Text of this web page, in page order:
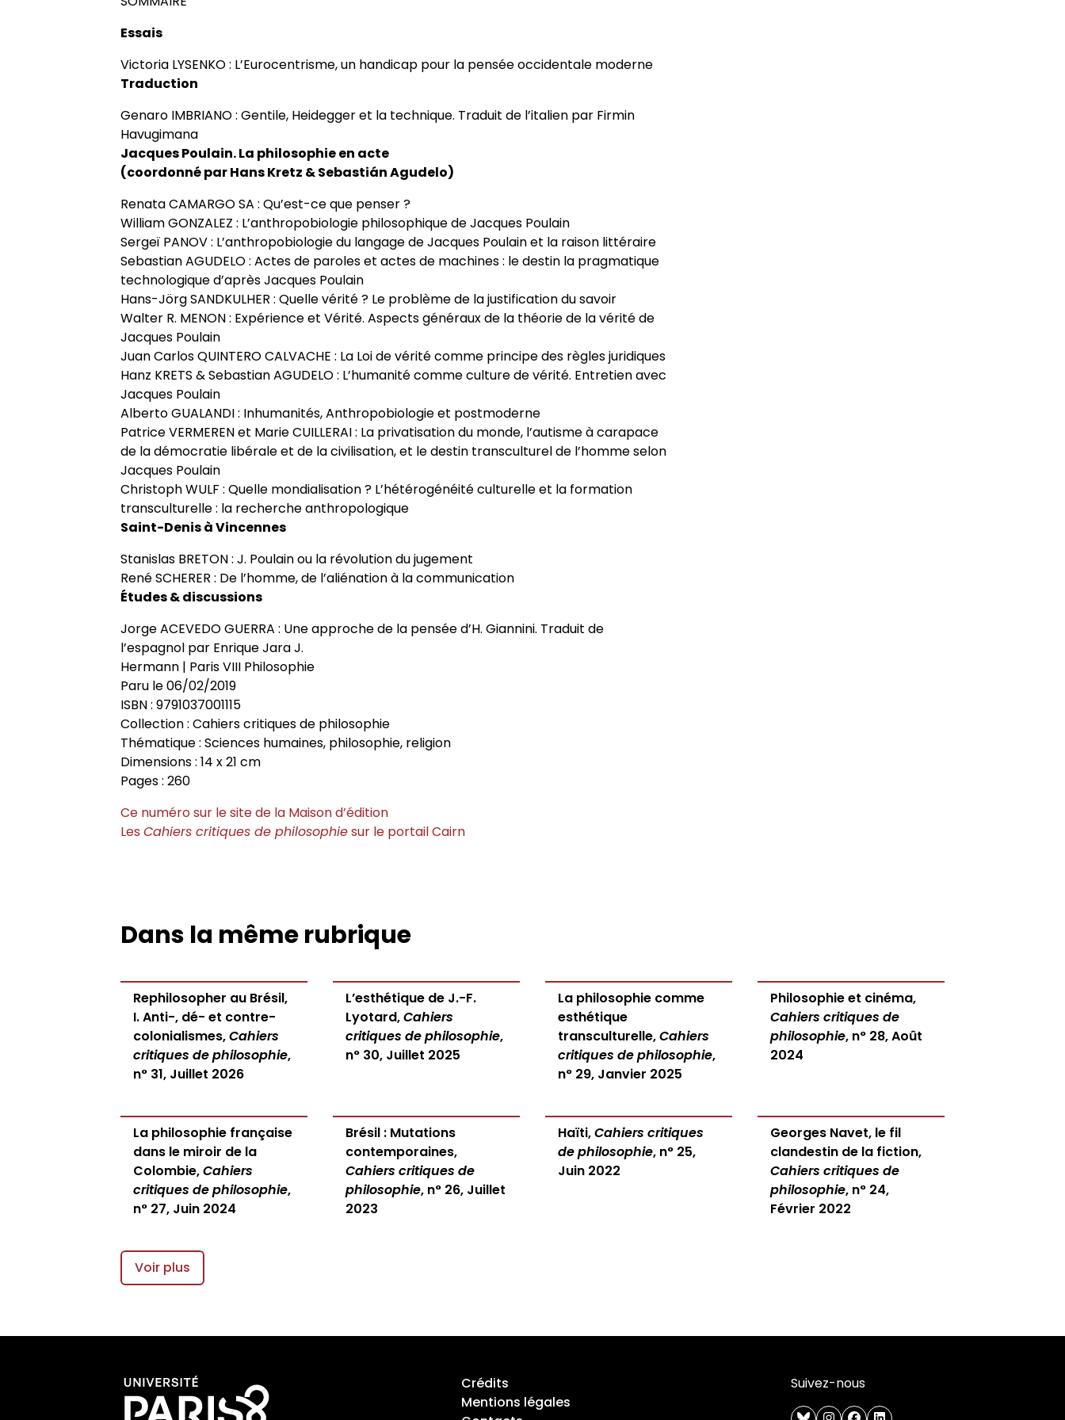
Essais
Victoria LYSENKO : L’Eurocentrisme, un handicap pour la pensée occidentale moderne
Traduction
Genaro IMBRIANO : Gentile, Heidegger et la technique. Traduit de l’italien par Firmin
Havugimana
Jacques Poulain. La philosophie en acte
(coordonné par Hans Kretz & Sebastián Agudelo)
Renata CAMARGO SA : Qu’est-ce que penser ?
William GONZALEZ : L’anthropobiologie philosophique de Jacques Poulain
Sergeï PANOV : L’anthropobiologie du langage de Jacques Poulain et la raison littéraire
Sebastian AGUDELO : Actes de paroles et actes de machines : le destin la pragmatique
technologique d’après Jacques Poulain
Hans-Jörg SANDKULHER : Quelle vérité ? Le problème de la justification du savoir
Walter R. MENON : Expérience et Vérité. Aspects généraux de la théorie de la vérité de
Jacques Poulain
Juan Carlos QUINTERO CALVACHE : La Loi de vérité comme principe des règles juridiques
Hanz KRETS & Sebastian AGUDELO : L’humanité comme culture de vérité. Entretien avec
Jacques Poulain
Alberto GUALANDI : Inhumanités, Anthropobiologie et postmoderne
Patrice VERMEREN et Marie CUILLERAI : La privatisation du monde, l’autisme à carapace
de la démocratie libérale et de la civilisation, et le destin transculturel de l’homme selon
Jacques Poulain
Christoph WULF : Quelle mondialisation ? L’hétérogénéité culturelle et la formation
transculturelle : la recherche anthropologique
Saint-Denis à Vincennes
Stanislas BRETON : J. Poulain ou la révolution du jugement
René SCHERER : De l’homme, de l’aliénation à la communication
Études & discussions
Jorge ACEVEDO GUERRA : Une approche de la pensée d’H. Giannini. Traduit de
l’espagnol par Enrique Jara J.
Hermann | Paris VIII Philosophie
Paru le 06/02/2019
ISBN : 9791037001115
Collection : Cahiers critiques de philosophie
Thématique : Sciences humaines, philosophie, religion
Dimensions : 14 x 21 cm
Pages : 260
Ce numéro sur le site de la Maison d’édition
Les Cahiers critiques de philosophiesur le portail Cairn
Dans la même rubrique
Rephilosopher au Brésil,
I. Anti-, dé- et contre-
colonialismes,Cahiers
critiques de philosophie,
n° 31, Juillet 2026
L’esthétique de J.-F.
Lyotard,Cahiers
critiques de philosophie,
n° 30, Juillet 2025
La philosophie comme
esthétique
transculturelle,Cahiers
critiques de philosophie,
n° 29, Janvier 2025
Philosophie et cinéma,
Cahiers critiques de
philosophie, n° 28, Août
2024
La philosophie française
dans le miroir de la
Colombie,Cahiers
critiques de philosophie,
n° 27, Juin 2024
Brésil : Mutations
contemporaines,
Cahiers critiques de
philosophie, n° 26, Juillet
2023
Haïti,Cahiers critiques
de philosophie, n° 25,
Juin 2022
Georges Navet, le fil
clandestin de la fiction,
Cahiers critiques de
philosophie, n° 24,
Février 2022
Voir plus
Crédits
Mentions légales
Suivez-nous